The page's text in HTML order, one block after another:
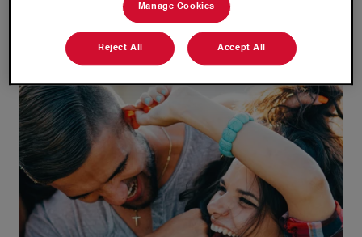
Manage Cookies
Reject All Accept All